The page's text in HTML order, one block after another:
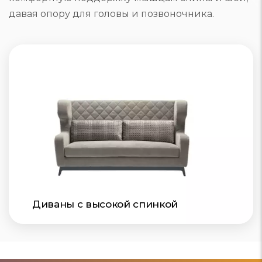
давая опору для головы и позвоночника.
Диваны с высокой спинкой